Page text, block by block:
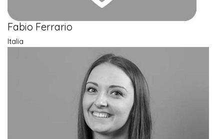
Fabio Ferrario
Italia